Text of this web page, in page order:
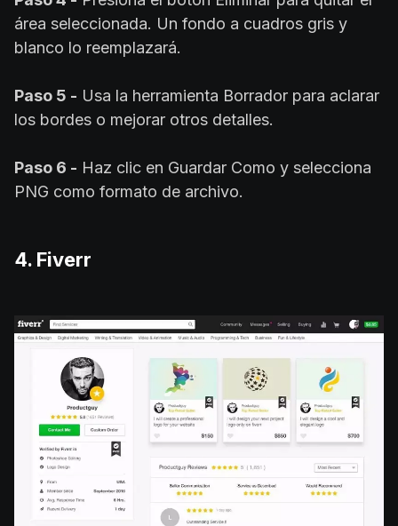
área seleccionada. Un fondo a cuadros gris y
blanco lo reemplazará.
Paso 5 - Usa la herramienta Borrador para aclarar
los bordes o mejorar otros detalles.
Paso 6 - Haz clic en Guardar Como y selecciona
PNG como formato de archivo.
4. Fiverr